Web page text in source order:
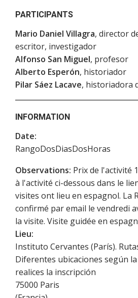
PARTICIPANTS
Mario Daniel Villagra, director
escritor, investigador
Alfonso San Miguel, profesor
Alberto Esperón, historiador
Pilar Sáez Lacave, historiadora
INFORMATION
Date:
RangoDosDiasDosHoras
Observations: Prix de l'activité
à l'activité ci-dessous dans le
visites ont lieu en espagnol. La
confirmé par email le vendredi
la visite. Visite guidée en
Lieu:
Instituto Cervantes (París).
Diferentes ubicaciones según
realices la inscripción
75000 Paris